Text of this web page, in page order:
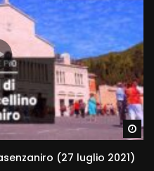
(27 luglio 2021)